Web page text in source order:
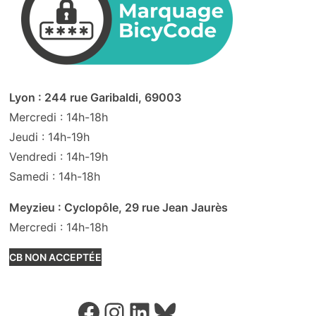
Lyon : 244 rue Garibaldi, 69003
Mercredi : 14h-18h
Jeudi : 14h-19h
Vendredi : 14h-19h
Samedi : 14h-18h
Meyzieu : Cyclopôle, 29 rue Jean Jaurès
Mercredi : 14h-18h
CB NON ACCEPTÉE